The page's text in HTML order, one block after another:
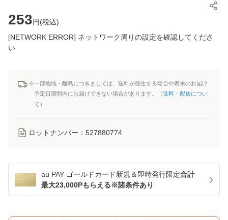
253円(税込)
[NETWORK ERROR] ネットワーク周りの設定を確認してくださ
い
※一部地域・離島につきましては、送料が発生する場合や表示のお届け
予定日期間内にお届けできない場合があります。（送料・配送につい
て ）
ロットナンバー： 527880774
au PAY ゴールドカード新規＆即時発行限定合計
最大23,000Pもらえる※諸条件あり